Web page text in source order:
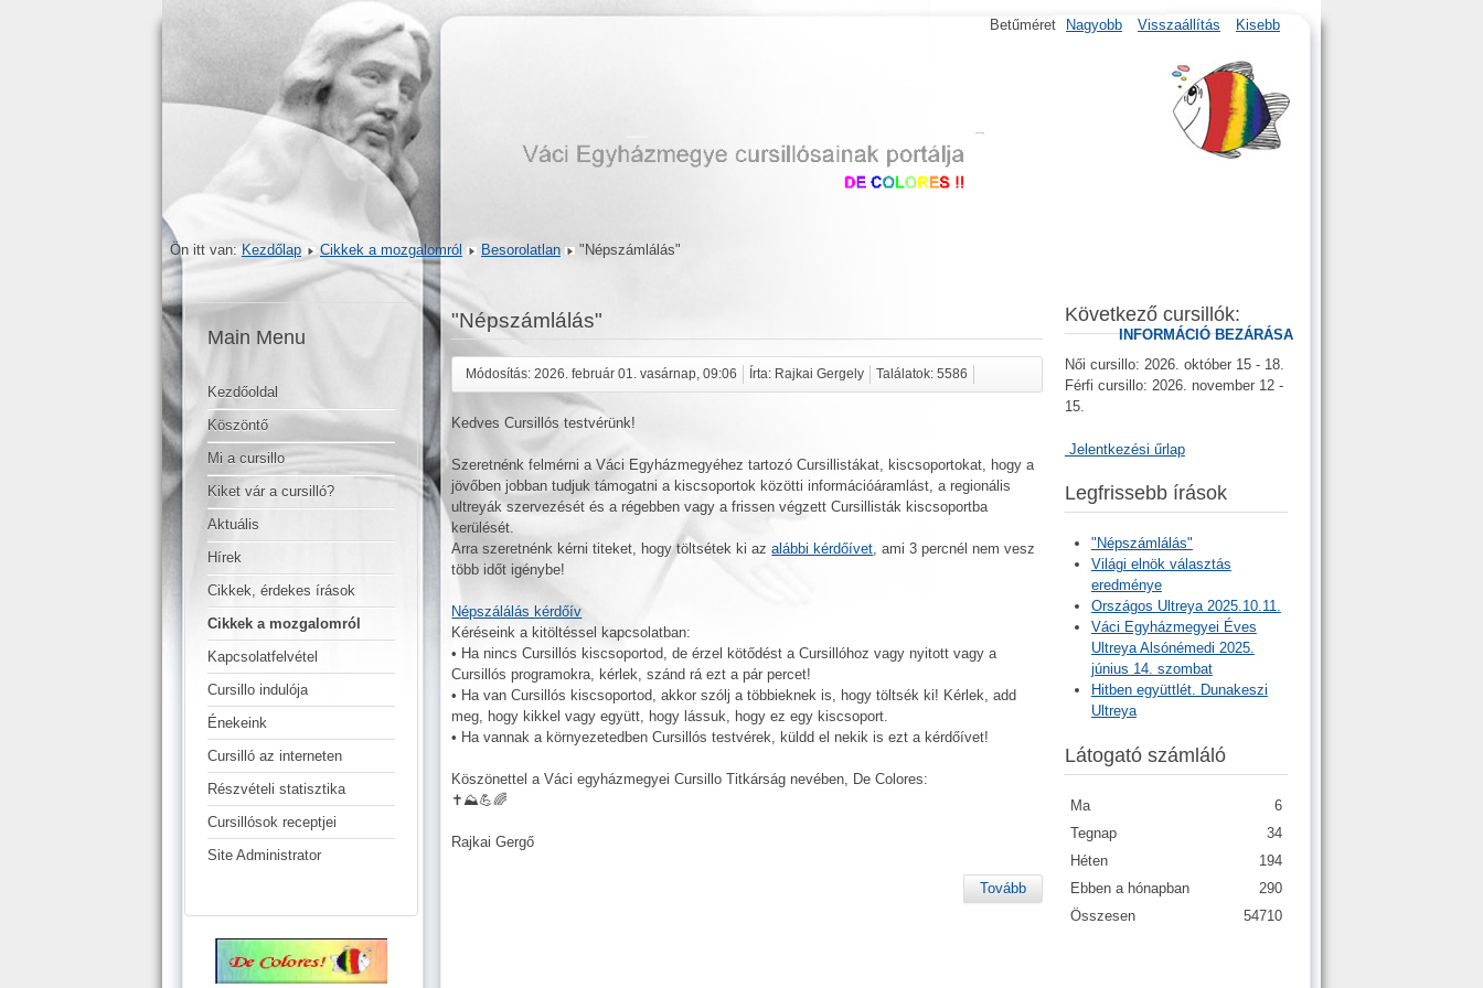
Ön itt van: Kezdőlap Cikkek a mozgalomról Besorolatlan "Népszámlálás"
Betűméret Nagyobb Visszaállítás Kisebb
Main Menu
Kezdőoldal
Köszöntő
Mi a cursillo
Kiket vár a cursilló?
Aktuális
Hírek
Cikkek, érdekes írások
Cikkek a mozgalomról
Kapcsolatfelvétel
Cursillo indulója
Énekeink
Cursilló az interneten
Részvételi statisztika
Cursillósok receptjei
Site Administrator
"Népszámlálás"
Módosítás: 2026. február 01. vasárnap, 09:06 Írta: Rajkai Gergely Találatok: 5586
Kedves Cursillós testvérünk!
Szeretnénk felmérni a Váci Egyházmegyéhez tartozó Cursillistákat, kiscsoportokat, hogy a
jövőben jobban tudjuk támogatni a kiscsoportok közötti információáramlást, a regionális
ultreyák szervezését és a régebben vagy a frissen végzett Cursillisták kiscsoportba
kerülését.
Arra szeretnénk kérni titeket, hogy töltsétek ki azalábbi kérdőívet, ami 3 percnél nem vesz
több időt igénybe!
Népszálálás kérdőív
Kéréseink a kitöltéssel kapcsolatban:
• Ha nincs Cursillós kiscsoportod, de érzel kötődést a Cursillóhoz vagy nyitott vagy a
Cursillós programokra, kérlek, szánd rá ezt a pár percet!
• Ha van Cursillós kiscsoportod, akkor szólj a többieknek is, hogy töltsék ki! Kérlek, add
meg, hogy kikkel vagy együtt, hogy lássuk, hogy ez egy kiscsoport.
• Ha vannak a környezetedben Cursillós testvérek, küldd el nekik is ezt a kérdőívet!
Köszönettel a Váci egyházmegyei Cursillo Titkárság nevében, De Colores:
✝️⛰️💪🌈
Rajkai Gergő
Tovább
INFORMÁCIÓ BEZÁRÁSA
Következő cursillók:
Női cursillo: 2026. október 15 - 18.
Férfi cursillo: 2026. november 12 -
15.
Jelentkezési űrlap
Legfrissebb írások
"Népszámlálás"
Világi elnök választás
eredménye
Országos Ultreya 2025.10.11.
Váci Egyházmegyei Éves
Ultreya Alsónémedi 2025.
június 14. szombat
Hitben együttlét. Dunakeszi
Ultreya
Látogató számláló
Ma
6
Tegnap
34
Héten
194
Ebben a hónapban
290
Összesen
54710